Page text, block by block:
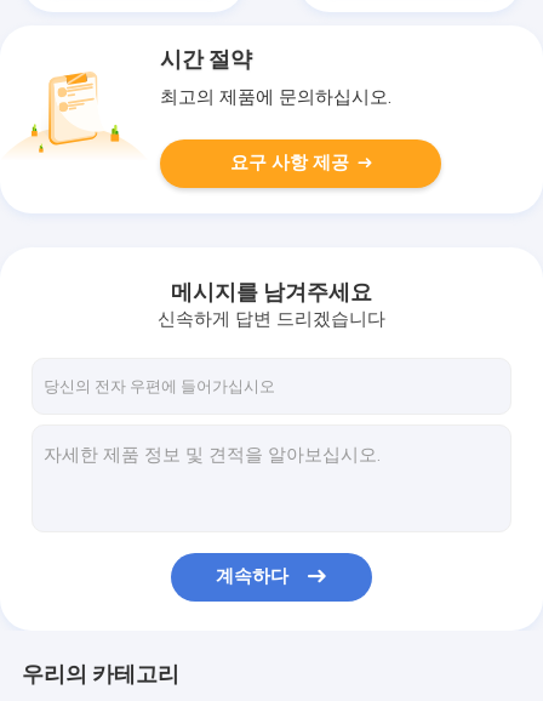
시간 절약
최고의 제품에 문의하십시오.
요구 사항 제공
메시지를 남겨주세요
신속하게 답변 드리겠습니다
계속하다
우리의 카테고리